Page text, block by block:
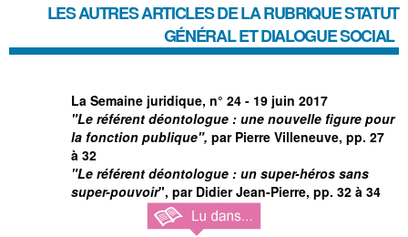
LES AUTRES ARTICLES DE LA RUBRIQUESTATUT
GÉNÉRAL ET DIALOGUE SOCIAL
La Semaine juridique, n° 24 - 19 juin 2017
"Le référent déontologue : une nouvelle figure pour
la fonction publique", par Pierre Villeneuve, pp. 27
à 32
"Le référent déontologue : un super-héros sans
super-pouvoir", par Didier Jean-Pierre, pp. 32 à 34